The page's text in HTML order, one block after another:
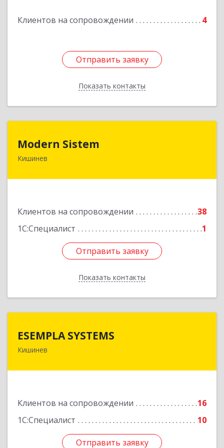
Клиентов на сопровождении 4
Отправить заявку
Показать контакты
Отправить заявку
Назад
Modern Sistem
Кишинев
Клиентов на сопровождении
38
1С:Специалист
1
Отправить заявку
Показать контакты
МОЛДОВА, РЕСПУБЛИКА , MD-2004, г. Кишинев,
Подробнее
Отправить заявку
Назад
ESEMPLA SYSTEMS
Кишинев
Клиентов на сопровождении
16
1С:Специалист
10
Отправить заявку
Молдова, г.Кишинев, ул. Колумна 170, МД-2004
Отправить заявку